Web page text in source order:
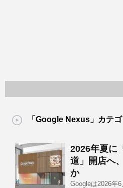
「Google Nexus」カテ
2026年夏に
道」開店へ
か
Googleは2026年